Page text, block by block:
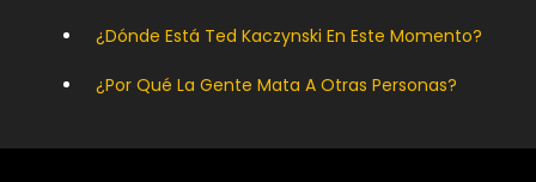
¿Dónde Está Ted Kaczynski En Este Momento?
¿Por Qué La Gente Mata A Otras Personas?